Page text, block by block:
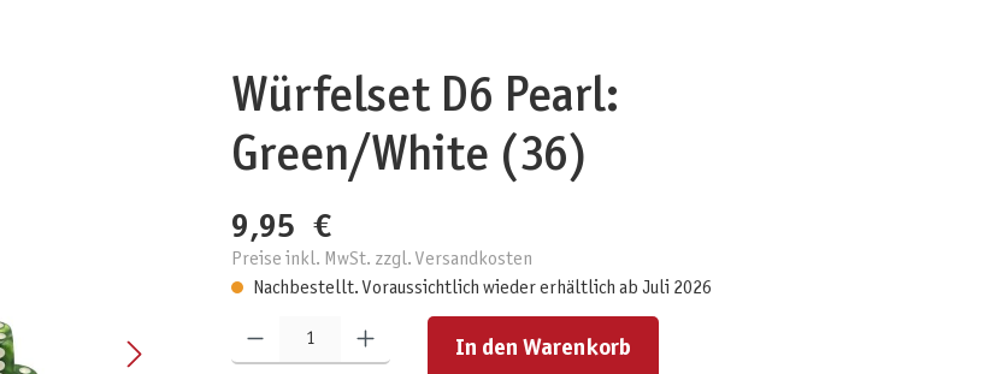
Würfelset D6 Pearl:
Green/White (36)
9,95 €
Preise inkl. MwSt. zzgl. Versandkosten
Nachbestellt. Voraussichtlich wieder erhältlich ab Juli 2026
Produkt Anzahl: Gib den gewünschten Wert ein oder benutze die Schaltflächen um die Anzahl zu erhöhen oder zu reduzieren.
In den Warenkorb